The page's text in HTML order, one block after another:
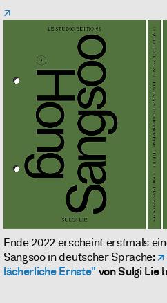
Ende 2022 erscheint erstmals
Sangsoo in deutscher Sprache:
lächerliche Ernste" von Sulgi Lie